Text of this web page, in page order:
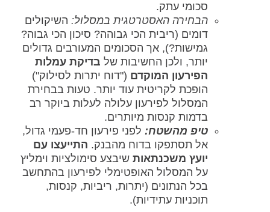
סכומי עתק.
הבחירה האסטרטגית במסלול:השיקולים
דומים (ריבית הכי גבוהה? סיכון הכי גבוה?
גמישות?), אך הסכומים המעורבים גדולים
יותר, ולכן החשיבות של בדיקת עמלות
הפירעון המוקדם ("דוח יתרות לסילוק")
הופכת לקריטית עוד יותר. טעות בבחירת
המסלול לפירעון עלולה לעלות ביוקר רב
בדמות קנסות מיותרים.
טיפ מהשטח:לפני פירעון חד-פעמי גדול,
אל תסתפקו בדוח מהבנק. התייעצו עם
יועץ משכנתאותשיבצע סימולציות וימליץ
על המסלול האופטימלי לפירעון בהתחשב
בכל הנתונים (יתרות, ריביות, קנסות,
תוכניות עתידיות).